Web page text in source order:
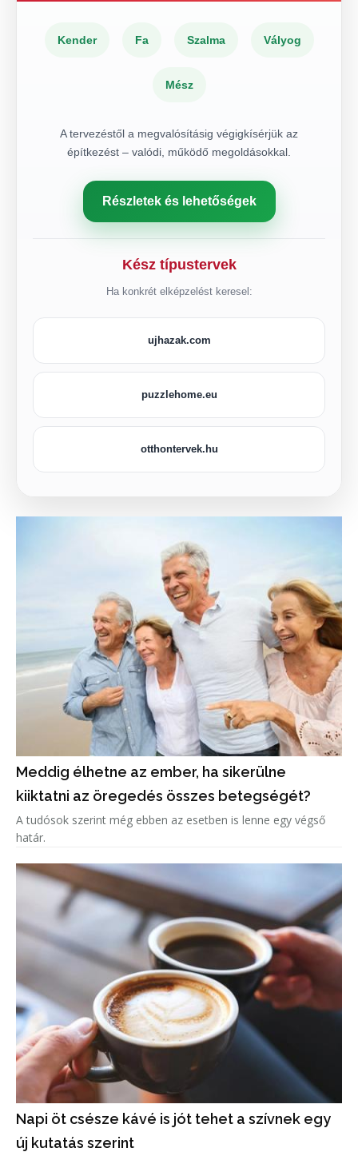
Kender Fa Szalma Vályog
Mész
A tervezéstől a megvalósításig végigkísérjük az
építkezést – valódi, működő megoldásokkal.
Részletek és lehetőségek
Kész típustervek
Ha konkrét elképzelést keresel:
ujhazak.com
puzzlehome.eu
otthontervek.hu
Meddig élhetne az ember, ha sikerülne
kiiktatni az öregedés összes betegségét?
A tudósok szerint még ebben az esetben is lenne egy végső
határ.
Napi öt csésze kávé is jót tehet a szívnek egy
új kutatás szerint